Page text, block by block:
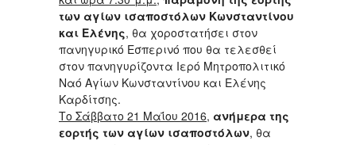
των αγίων ισαποστόλων Κωνσταντίνου
και Ελένης, θα χοροστατήσει στον
πανηγυρικό Εσπερινό που θα τελεσθεί
στον πανηγυρίζοντα Ιερό Μητροπολιτικό
Ναό Αγίων Κωνσταντίνου και Ελένης
Καρδίτσης.
Το Σάββατο 21 Μαΐου 2016, ανήμερα της
εορτής των αγίων ισαποστόλων, θα